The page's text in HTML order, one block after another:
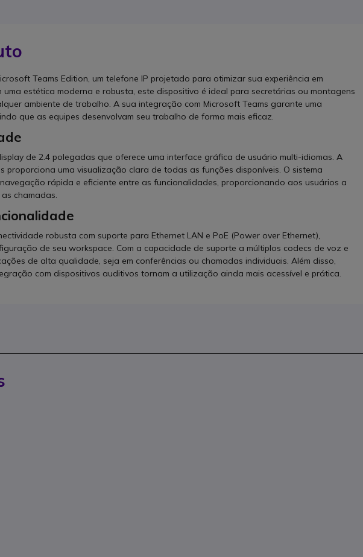
Teams Edition, um telefone IP projetado para otimizar sua experiência em
uma estética moderna e robusta, este dispositivo é ideal para secretárias ou montagens
ambiente de trabalho. A sua integração com Microsoft Teams garante uma
que as equipes desenvolvam seu trabalho de forma mais eficaz.
de 2.4 polegadas que oferece uma interface gráfica de usuário multi-idiomas. A
proporciona uma visualização clara de todas as funções disponíveis. O sistema
rápida e eficiente entre as funcionalidades, proporcionando aos usuários a
chamadas.
robusta com suporte para Ethernet LAN e PoE (Power over Ethernet),
de seu workspace. Com a capacidade de suporte a múltiplos codecs de voz e
de alta qualidade, seja em conferências ou chamadas individuais. Além disso,
com dispositivos auditivos tornam a utilização ainda mais acessível e prática.